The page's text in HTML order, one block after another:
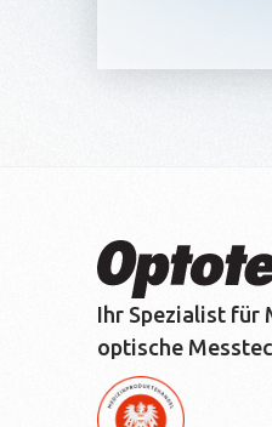
Ihr Spezialist für
optische